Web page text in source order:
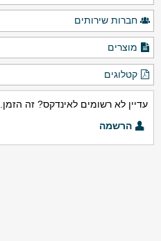
חברות שירותים
מוצרים
קטלוגים
עדיין לא רשומים לאינדקס? זה הזמן.
הרשמה